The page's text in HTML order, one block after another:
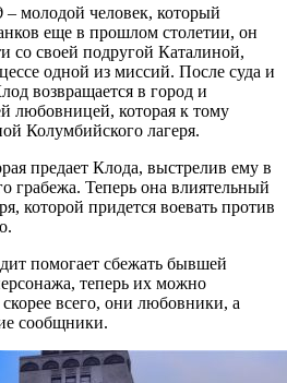
– молодой человек, который
еще в прошлом столетии, он
со своей подругой Каталиной,
одной из миссий. После суда и
возвращается в город и
любовницей, которая к тому
Колумбийского лагеря.
предает Клода, выстрелив ему в
грабежа. Теперь она влиятельный
которой придется воевать против
помогает сбежать бывшей
теперь их можно
всего, они любовники, а
сообщники.